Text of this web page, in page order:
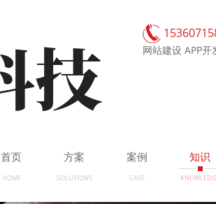
网站建设 APP开
首页
HOME
方案
SOLUTIONS
案例
CASE
知识